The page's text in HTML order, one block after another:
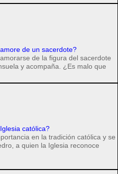
de un sacerdote?
de la figura del sacerdote
y acompaña. ¿Es malo que
católica?
en la tradición católica y se
a quien la Iglesia reconoce